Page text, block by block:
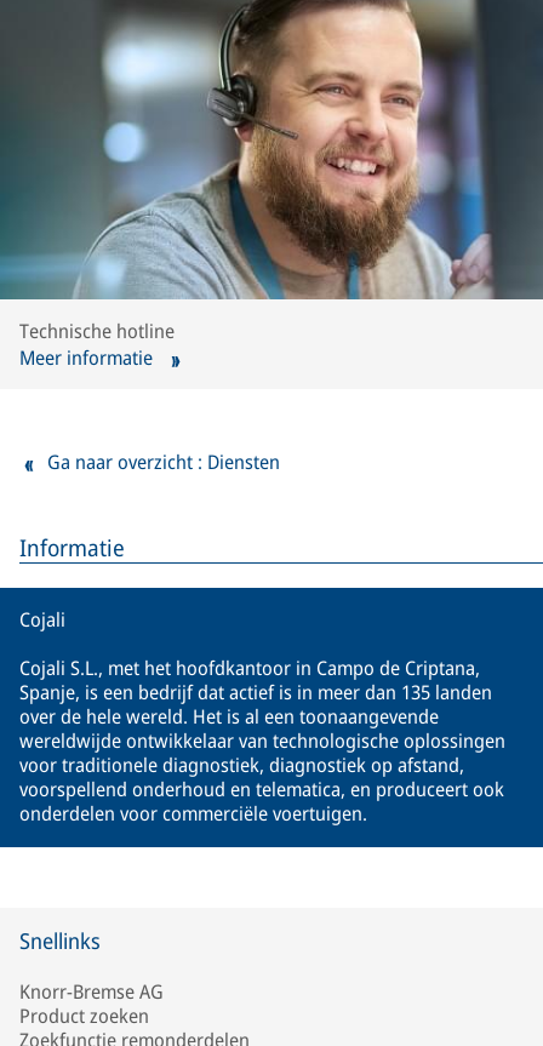
Informatie
Cojali
Cojali S.L., met het hoofdkantoor in Campo de Criptana,
Spanje, is een bedrijf dat actief is in meer dan 135 landen
over de hele wereld. Het is al een toonaangevende
wereldwijde ontwikkelaar van technologische oplossingen
voor traditionele diagnostiek, diagnostiek op afstand,
voorspellend onderhoud en telematica, en produceert ook
onderdelen voor commerciële voertuigen.
Technische hotline
Meer informatie
Ga naar overzicht : Diensten
Snellinks
Knorr-Bremse AG
Product zoeken
Zoekfunctie remonderdelen